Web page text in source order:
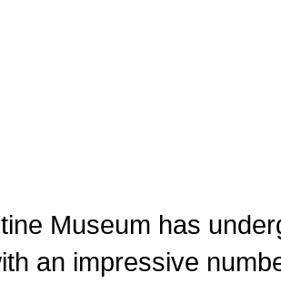
Museum has
an impressive